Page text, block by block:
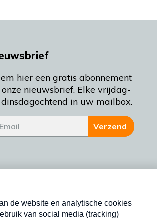
hier een gratis abonnement
onze nieuwsbrief. Elke vrijdag-
dinsdagochtend in uw mailbox.
Verzend